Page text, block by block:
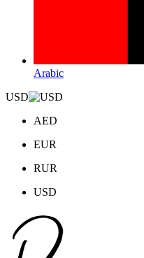
Arabic
USD
AED
EUR
RUR
USD